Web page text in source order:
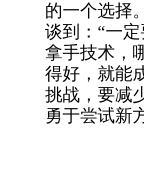
的一个选择
谈到：“一
拿手技术，
得好，就能
挑战，要减
勇于尝试新